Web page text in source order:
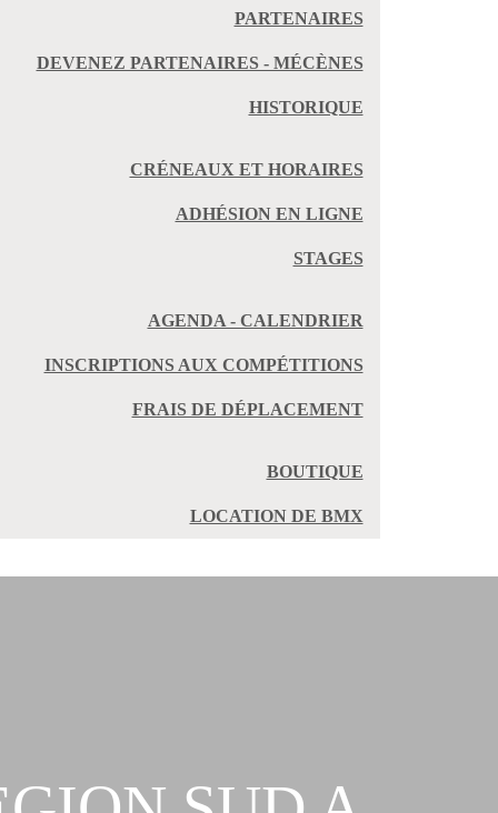
PARTENAIRES
DEVENEZ PARTENAIRES - MÉCÈNES
HISTORIQUE
CRÉNEAUX ET HORAIRES
ADHÉSION EN LIGNE
STAGES
AGENDA - CALENDRIER
INSCRIPTIONS AUX COMPÉTITIONS
FRAIS DE DÉPLACEMENT
BOUTIQUE
LOCATION DE BMX